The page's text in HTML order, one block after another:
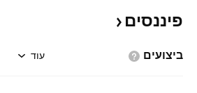
פיננסים
ביצועים עוד